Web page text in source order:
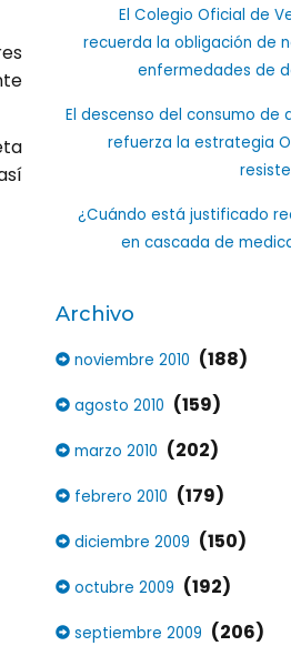
El Colegio Oficial de
recuerda la obligación de
enfermedades de
El descenso del consumo de
refuerza la estrategia
¿Cuándo está justificado
en cascada de
Archivo
noviembre 2010 (188)
agosto 2010 (159)
marzo 2010 (202)
febrero 2010 (179)
diciembre 2009 (150)
octubre 2009 (192)
septiembre 2009 (206)